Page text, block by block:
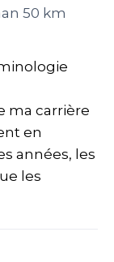
50 km
ma carrière
en
années, les
les